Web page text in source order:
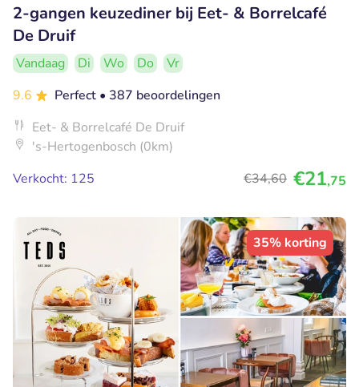
2-gangen keuzediner bij Eet- & Borrelcafé
De Druif
Vandaag Di Wo Do
Vr
9.6
Perfect • 387 beoordelingen
Eet- & Borrelcafé De Druif
's-Hertogenbosch (0km)
Verkocht: 125
€34,60 €21,75
35% korting